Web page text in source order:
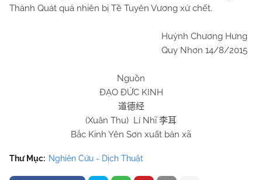
Thành Quát quả nhiên bị Tề Tuyên Vương xử chết.
Huỳnh Chương Hưng
Quy Nhơn 14/8/2015
Nguồn
ĐẠO ĐỨC KINH
道德经
(Xuân Thu) Lí Nhĩ李耳
Bắc Kinh Yên Sơn xuất bản xã
Thư Mục: Nghiên Cứu - Dịch Thuật